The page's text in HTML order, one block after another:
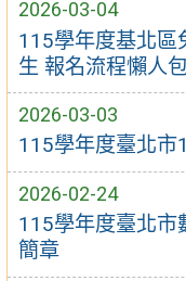
2026-03-04
115學年度基北區
生 報名流程懶人
2026-03-03
115學年度臺北市
2026-02-24
115學年度臺北市
簡章